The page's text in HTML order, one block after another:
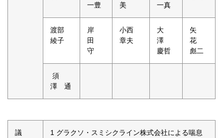
一豊
美
一真
渡部
綾子
岸
田
守
小西
章夫
大
澤
慶哲
矢
花
彪二
須
澤 通
議
1 グラクソ・スミシクライン株式会社による喘息